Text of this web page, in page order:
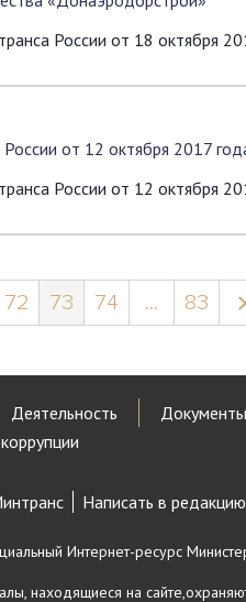
России от 18 октября
от 12 октября 2017
России от 12 октября
72 73 74 ... 83
Деятельность Документы
Написать в редакцию
Интернет-ресурс
находящиеся на